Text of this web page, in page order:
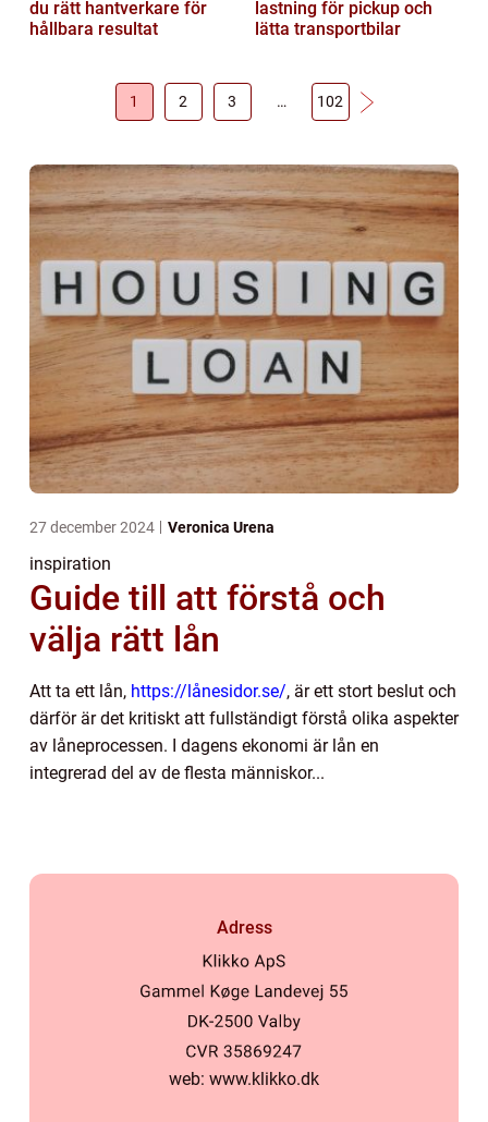
du rätt hantverkare för
hållbara resultat
lastning för pickup och
lätta transportbilar
1 2 3 … 102
27 december 2024 Veronica Urena
inspiration
Guide till att förstå och
välja rätt lån
Att ta ett lån, https://lånesidor.se/, är ett stort beslut och
därför är det kritiskt att fullständigt förstå olika aspekter
av låneprocessen. I dagens ekonomi är lån en
integrerad del av de flesta människor...
Adress
web: www.klikko.dk